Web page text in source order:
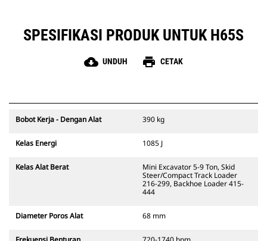
SPESIFIKASI PRODUK UNTUK H65S
cloud_download UNDUH print CETAK
Bobot Kerja - Dengan Alat 390 kg
Kelas Energi 1085 J
Kelas Alat Berat
Mini Excavator 5-9 Ton, Skid
Steer/Compact Track Loader
216-299, Backhoe Loader 415-
444
Diameter Poros Alat 68 mm